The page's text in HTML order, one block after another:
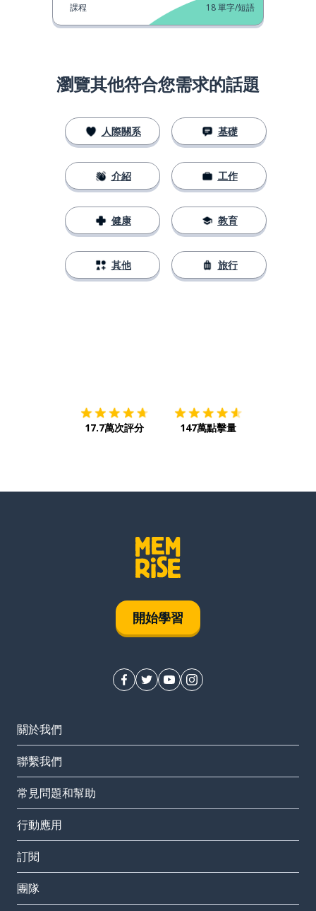
課程 18單字/短語
瀏覽其他符合您需求的話題
人際關系
介紹
健康
其他
基礎
工作
教育
旅行
17.7萬次評分 147萬點擊量
開始學習
關於我們
聯繫我們
常見問題和幫助
行動應用
訂閱
團隊